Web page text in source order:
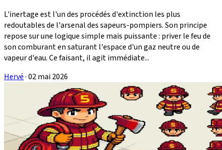
L'inertage est l'un des procédés d'extinction les plus
redoutables de l'arsenal des sapeurs-pompiers. Son principe
repose sur une logique simple mais puissante : priver le feu de
son comburant en saturant l'espace d'un gaz neutre ou de
vapeur d'eau. Ce faisant, il agit immédiate...
Hervé·02 mai 2026